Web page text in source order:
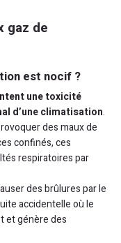
gaz de
est nocif ?
une toxicité
d’une climatisation.
des maux de
confinés, ces
respiratoires par
des brûlures par le
accidentelle où le
et génère des